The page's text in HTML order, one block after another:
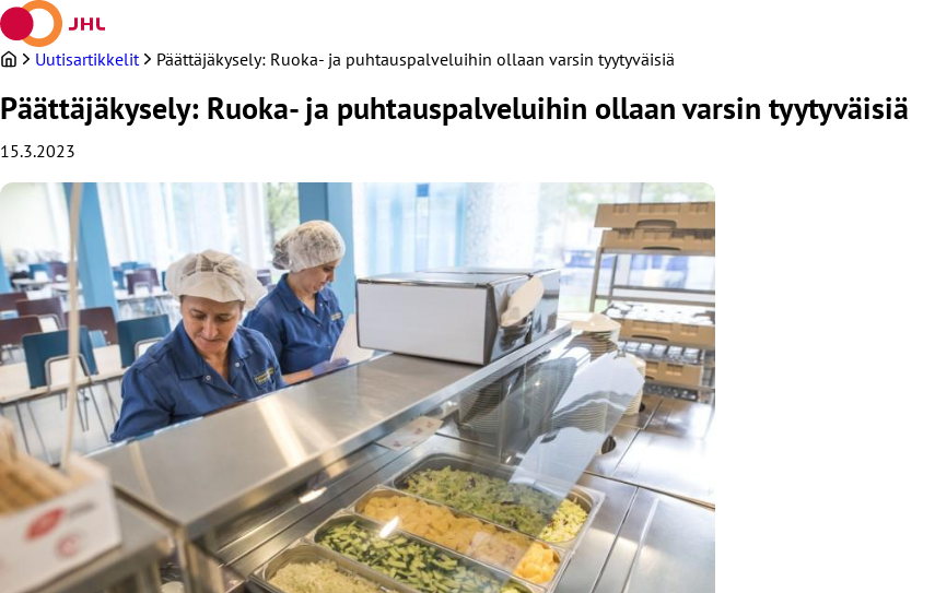
Siirry
sisältöön
Uutisartikkelit Päättäjäkysely: Ruoka- ja puhtauspalveluihin ollaan varsin tyytyväisiä
Päättäjäkysely: Ruoka- ja puhtauspalveluihin ollaan varsin tyytyväisiä
15.3.2023